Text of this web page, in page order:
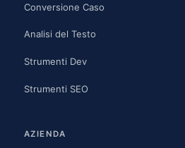
Conversione Caso
Analisi del Testo
Strumenti Dev
Strumenti SEO
AZIENDA